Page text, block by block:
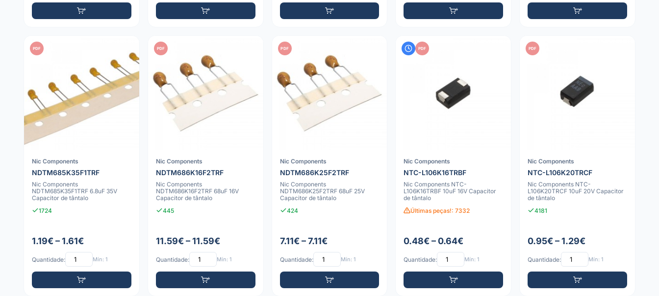
PDF
Nic Components
NDTM685K35F1TRF
Nic Components
NDTM685K35F1TRF 6.8uF 35V
Capacitor de tântalo
1724
1.19€ – 1.61€
Quantidade: Mín: 1
PDF
Nic Components
NDTM686K16F2TRF
Nic Components
NDTM686K16F2TRF 68uF 16V
Capacitor de tântalo
445
11.59€ – 11.59€
Quantidade: Mín: 1
PDF
Nic Components
NDTM686K25F2TRF
Nic Components
NDTM686K25F2TRF 68uF 25V
Capacitor de tântalo
424
7.11€ – 7.11€
Quantidade: Mín: 1
PDF
Nic Components
NTC-L106K16TRBF
Nic Components NTC-
L106K16TRBF 10uF 16V Capacitor
de tântalo
Últimas peças!: 7332
0.48€ – 0.64€
Quantidade: Mín: 1
PDF
Nic Components
NTC-L106K20TRCF
Nic Components NTC-
L106K20TRCF 10uF 20V Capacitor
de tântalo
4181
0.95€ – 1.29€
Quantidade: Mín: 1